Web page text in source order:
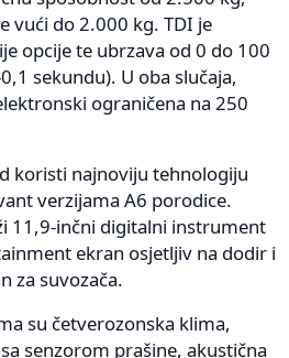
vući do 2.000 kg. TDI je
opcije te ubrzava od 0 do 100
sekundu). U oba slučaja,
ograničena na 250
koristi najnoviju tehnologiju
verzijama A6 porodice.
11,9-inčni digitalni instrument
ekran osjetljiv na dodir i
za suvozača.
su četverozonska klima,
senzorom prašine, akustična